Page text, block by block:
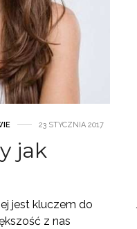
23 STYCZNIA 2017
jak
jest kluczem do
z nas